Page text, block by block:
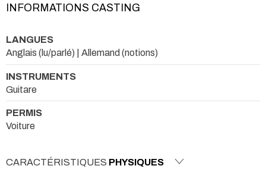
INFORMATIONS CASTING
LANGUES
Anglais (lu/parlé) | Allemand (notions)
INSTRUMENTS
Guitare
PERMIS
Voiture
CARACTÉRISTIQUES PHYSIQUES